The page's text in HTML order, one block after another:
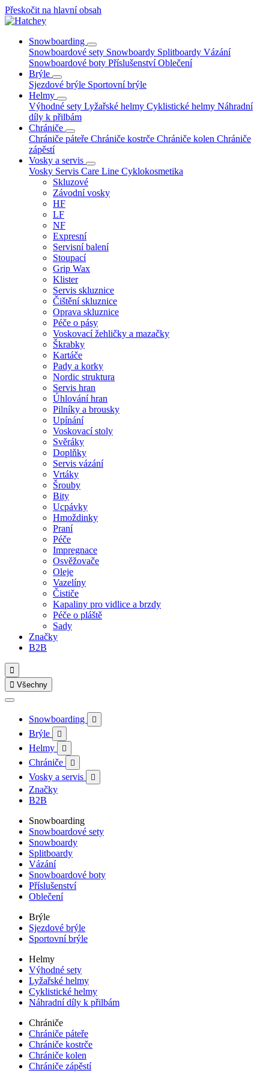
Přeskočit na hlavní obsah
Snowboarding
Snowboardové sety Snowboardy Splitboardy Vázání
Snowboardové boty PříslušenstvíOblečení
Brýle
Sjezdové brýle Sportovní brýle
Helmy
Výhodné sety Lyžařské helmy Cyklistické helmy Náhradní
díly k přilbám
Chrániče
Chrániče páteře Chrániče kostrče Chrániče kolen Chrániče
zápěstí
Vosky a servis
Vosky Servis Care Line Cyklokosmetika
Skluzové
Závodní vosky
HF
LF
NF
Expresní
Servisní balení
Stoupací
Grip Wax
Klister
Servis skluznice
Čištění skluznice
Oprava skluznice
Péče o pásy
Voskovací žehličky a mazačky
Škrabky
Kartáče
Pady a korky
Nordic struktura
Servis hran
Úhlování hran
Pilníky a brousky
Upínání
Voskovací stoly
Svěráky
Doplňky
Servis vázání
Vrtáky
Šrouby
Bity
Ucpávky
Hmoždinky
Praní
Péče
Impregnace
Osvěžovače
Oleje
Vazelíny
Čističe
Kapaliny pro vidlice a brzdy
Péče o pláště
Sady
Značky
B2B

 Všechny
Snowboarding 
Brýle 
Helmy 
Chrániče 
Vosky a servis 
Značky
B2B
Snowboarding
Snowboardové sety
Snowboardy
Splitboardy
Vázání
Snowboardové boty
Příslušenství
Oblečení
Brýle
Sjezdové brýle
Sportovní brýle
Helmy
Výhodné sety
Lyžařské helmy
Cyklistické helmy
Náhradní díly k přilbám
Chrániče
Chrániče páteře
Chrániče kostrče
Chrániče kolen
Chrániče zápěstí